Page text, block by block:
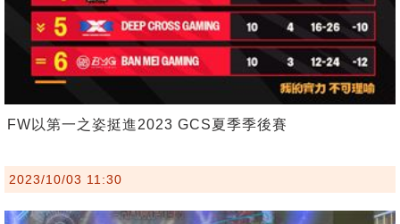
FW以第一之姿挺進2023 GCS夏季季後賽
2023/10/03 11:30